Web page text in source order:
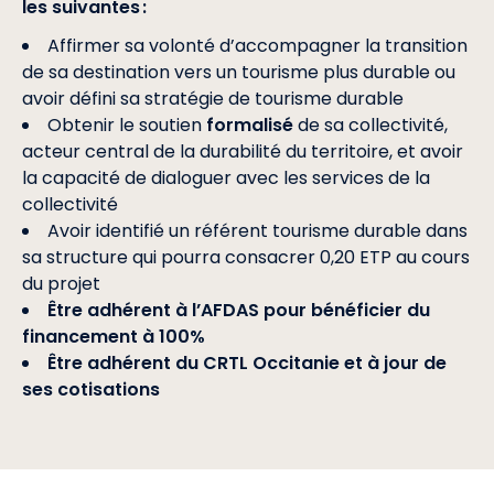
les suivantes :
Affirmer sa volonté d’accompagner la transition
de sa destination vers un tourisme plus durable ou
avoir défini sa stratégie de tourisme durable
Obtenir le soutien formaliséde sa collectivité,
acteur central de la durabilité du territoire, et avoir
la capacité de dialoguer avec les services de la
collectivité
Avoir identifié un référent tourisme durable dans
sa structure qui pourra consacrer 0,20 ETP au cours
du projet
Être adhérent à l’AFDAS pour bénéficier du
financement à 100%
Être adhérent du CRTL Occitanie et à jour de
ses cotisations